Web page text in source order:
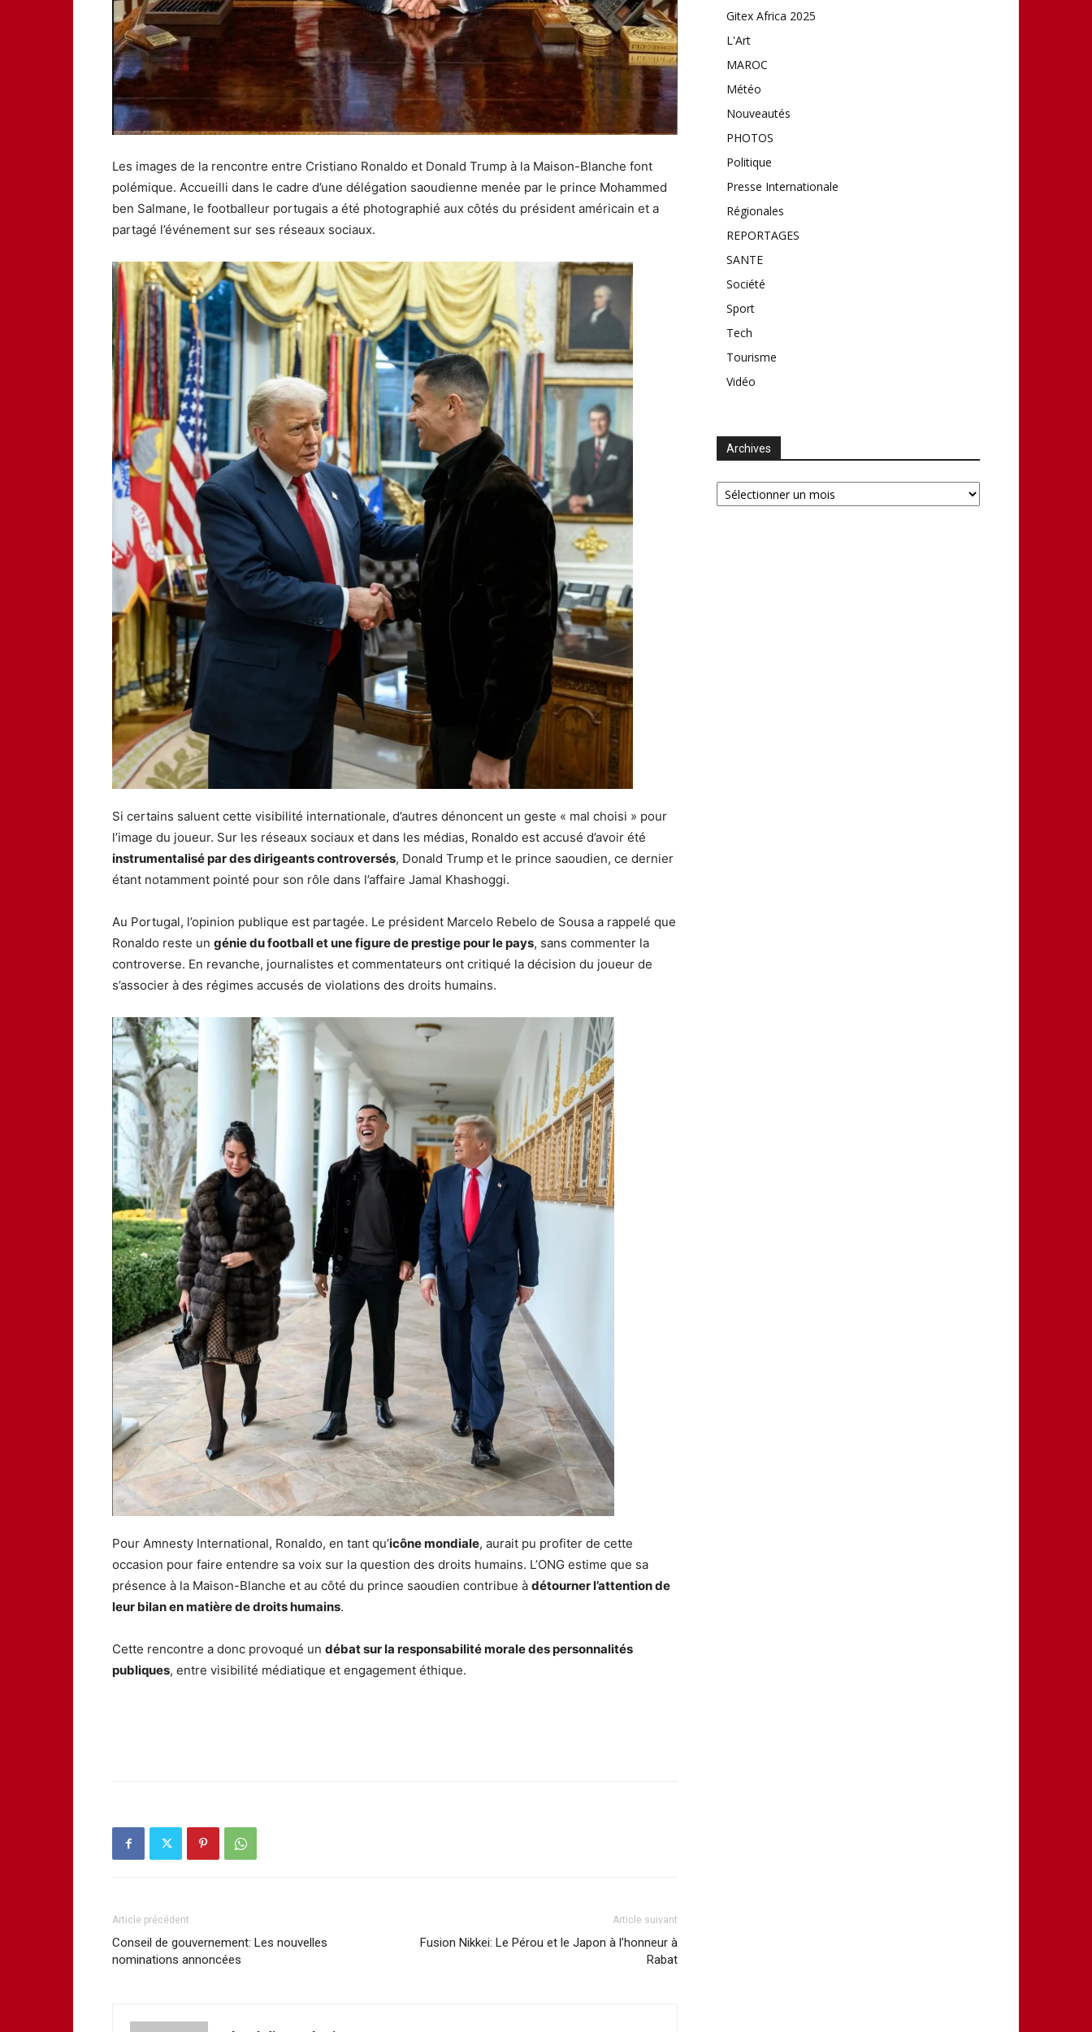
Les images de la rencontre entre Cristiano Ronaldo et Donald Trump à la Maison-Blanche font
polémique. Accueilli dans le cadre d’une délégation saoudienne menée par le prince Mohammed
ben Salmane, le footballeur portugais a été photographié aux côtés du président américain et a
partagé l’événement sur ses réseaux sociaux.
Si certains saluent cette visibilité internationale, d’autres dénoncent un geste « mal choisi » pour
l’image du joueur. Sur les réseaux sociaux et dans les médias, Ronaldo est accusé d’avoir été
instrumentalisé par des dirigeants controversés, Donald Trump et le prince saoudien, ce dernier
étant notamment pointé pour son rôle dans l’affaire Jamal Khashoggi.
Au Portugal, l’opinion publique est partagée. Le président Marcelo Rebelo de Sousa a rappelé que
Ronaldo reste un génie du football et une figure de prestige pour le pays, sans commenter la
controverse. En revanche, journalistes et commentateurs ont critiqué la décision du joueur de
s’associer à des régimes accusés de violations des droits humains.
Pour Amnesty International, Ronaldo, en tant qu’icône mondiale, aurait pu profiter de cette
occasion pour faire entendre sa voix sur la question des droits humains. L’ONG estime que sa
présence à la Maison-Blanche et au côté du prince saoudien contribue à détourner l’attention de
leur bilan en matière de droits humains.
Cette rencontre a donc provoqué un débat sur la responsabilité morale des personnalités
publiques, entre visibilité médiatique et engagement éthique.
Article précédent
Conseil de gouvernement: Les nouvelles
nominations annoncées
Article suivant
Fusion Nikkei: Le Pérou et le Japon à l’honneur à
Rabat
Gitex Africa 2025
L'Art
MAROC
Météo
Nouveautés
PHOTOS
Politique
Presse Internationale
Régionales
REPORTAGES
SANTE
Société
Sport
Tech
Tourisme
Vidéo
Archives
Archives